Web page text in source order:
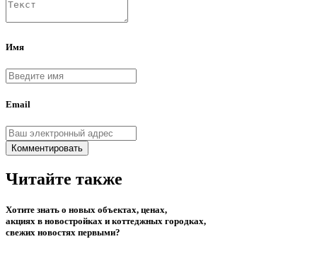
Имя
Email
Комментировать
Читайте также
Хотите знать о новых объектах, ценах,
акциях в новостройках и коттеджных городках,
свежих новостях первыми?